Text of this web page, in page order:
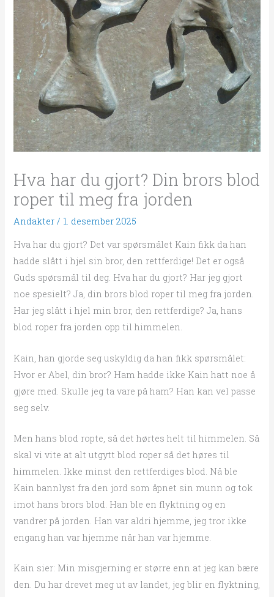
Hva har du gjort? Din brors blod
roper til meg fra jorden
Andakter / 1. desember 2025
Hva har du gjort? Det var spørsmålet Kain fikk da han
hadde slått i hjel sin bror, den rettferdige! Det er også
Guds spørsmål til deg. Hva har du gjort? Har jeg gjort
noe spesielt? Ja, din brors blod roper til meg fra jorden.
Har jeg slått i hjel min bror, den rettferdige? Ja, hans
blod roper fra jorden opp til himmelen.
Kain, han gjorde seg uskyldig da han fikk spørsmålet:
Hvor er Abel, din bror? Ham hadde ikke Kain hatt noe å
gjøre med. Skulle jeg ta vare på ham? Han kan vel passe
seg selv.
Men hans blod ropte, så det hørtes helt til himmelen. Så
skal vi vite at alt utgytt blod roper så det høres til
himmelen. Ikke minst den rettferdiges blod. Nå ble
Kain bannlyst fra den jord som åpnet sin munn og tok
imot hans brors blod. Han ble en flyktning og en
vandrer på jorden. Han var aldri hjemme, jeg tror ikke
engang han var hjemme når han var hjemme.
Kain sier: Min misgjerning er større enn at jeg kan bære
den. Du har drevet meg ut av landet, jeg blir en flyktning,